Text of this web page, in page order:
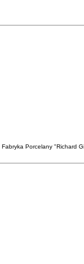
Porcelany "Richard